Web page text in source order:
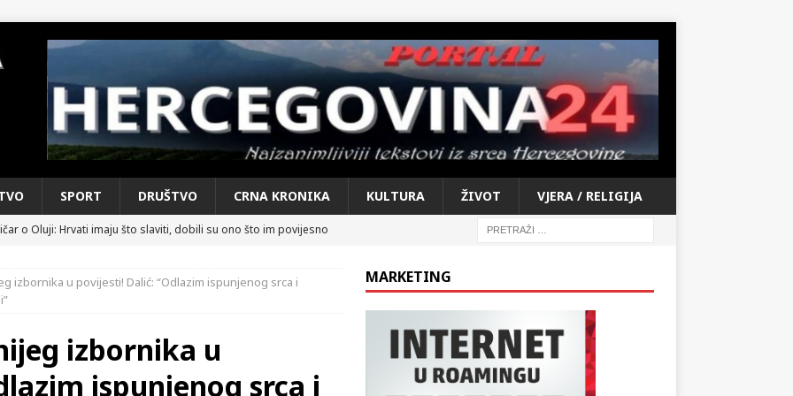
SPORT DRUŠTVO CRNA KRONIKA KULTURA ŽIVOT VJERA / RELIGIJA
o Oluji: Hrvati imaju što slaviti, dobili su ono što im povijesno
vala. Svježije u petak. Negdje stižu i pljuskovi.
VRIJEME
RAT
Večer u kojoj Knin, iseljena i domovinska Hrvatska dišu
izbornika u povijesti! Dalić: “Odlazim ispunjenog srca i
izbornika u
ispunjenog srca i
MARKETING